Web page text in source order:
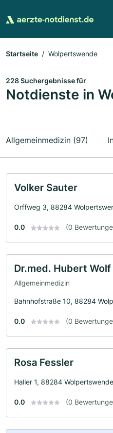
Startseite Wolpertswende
228 Suchergebnisse für
Notdienste in
Allgemeinmedizin (97)
Volker Sauter
Orffweg 3, 88284
0.0 (0
Dr.med. Hubert Wolf
Allgemeinmedizin
Bahnhofstraße 10, 88284
0.0 (0
Rosa Fessler
Haller 1, 88284 Wolpertswende
0.0 (0